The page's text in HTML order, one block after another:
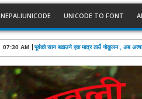
NEPALIUNICODE UNICODE TO FONT
07:30 AM पूर्वको सान बढाउने एक मात्र ठाउँ गोकुलम , अब